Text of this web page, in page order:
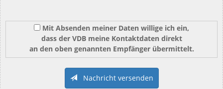
Mit Absenden meiner Daten willige ich ein,
dass der VDB meine Kontaktdaten direkt
an den oben genannten Empfänger übermittelt.
Nachricht versenden